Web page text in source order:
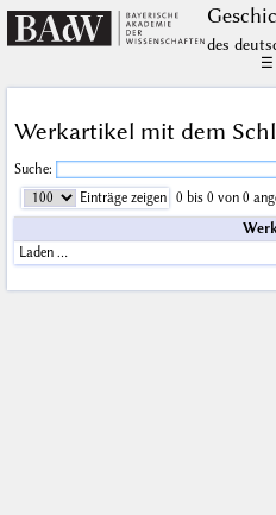
des
☰
Werkartikel mit dem
Suche:
Einträge zeigen
0 bis 0 von 0
Laden …